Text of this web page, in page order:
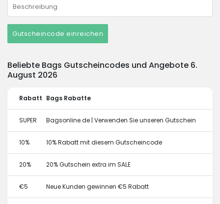
Gutscheincode einreichen
Beliebte Bags Gutscheincodes und Angebote 6.
August 2026
Rabatt Bags Rabatte
SUPER Bagsonline.de | Verwenden Sie unseren Gutschein
10% 10% Rabatt mit diesem Gutscheincode
20% 20% Gutschein extra im SALE
€5 Neue Kunden gewinnen €5 Rabatt